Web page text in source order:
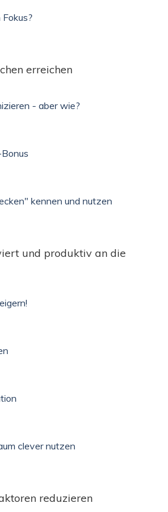
erreichen
- aber wie?
kennen und nutzen
und produktiv an die
clever nutzen
reduzieren